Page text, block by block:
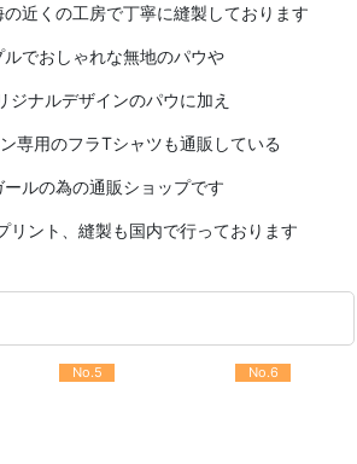
近くの工房で丁寧に縫製しております
ルでおしゃれな無地のパウや
ジナルデザインのパウに加え
専用のフラTシャツも通販している
ールの為の通販ショップです
リント、縫製も国内で行っております
No.5 No.6